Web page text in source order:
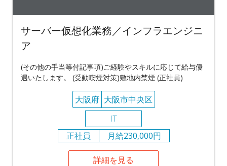
サーバー仮想化業務／インフラエンジニ
ア
(その他の手当等付記事項)ご経験やスキルに応じて給与優
遇いたします。 (受動喫煙対策)敷地内禁煙 (正社員)
大阪府 大阪市中央区
IT
正社員
月給230,000円
詳細を見る